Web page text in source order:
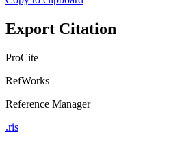
Export Citation
ProCite
RefWorks
Reference Manager
.ris